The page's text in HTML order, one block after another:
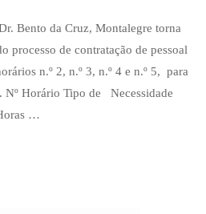
Bento da Cruz, Montalegre torna
processo de contratação de pessoal
n.º 2, n.º 3, n.º 4 e n.º 5, para
Nº Horário Tipo de Necessidade
…